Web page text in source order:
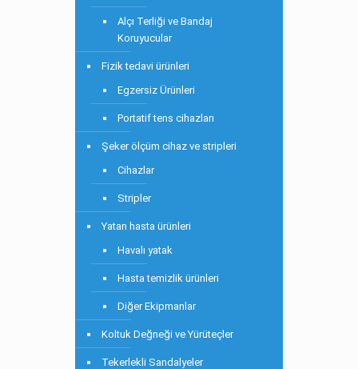
Alçı Terliği ve Bandaj
Koruyucular
Fizik tedavi ürünleri
Egzersiz Ürünleri
Portatif tens cihazları
Şeker ölçüm cihaz ve stripleri
Cihazlar
Stripler
Yatan hasta ürünleri
Havalı yatak
Hasta temizlik ürünleri
Diğer Ekipmanlar
Koltuk Değneği ve Yürüteçler
Tekerlekli Sandalyeler